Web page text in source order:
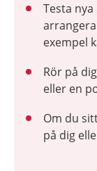
Testa
exempel
Rör på
eller en
Om du
på dig